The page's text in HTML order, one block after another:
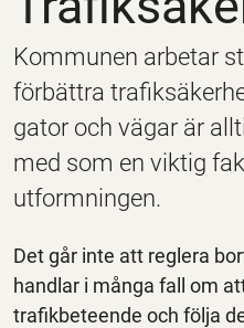
Kommunen arbetar
förbättra
gator och vägar är
med som en viktig
utformningen.
Det går inte att reglera
handlar i många fall om
trafikbeteende och följa